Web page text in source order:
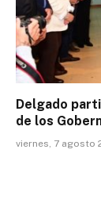
Delgado
de los
viernes, 7 agosto